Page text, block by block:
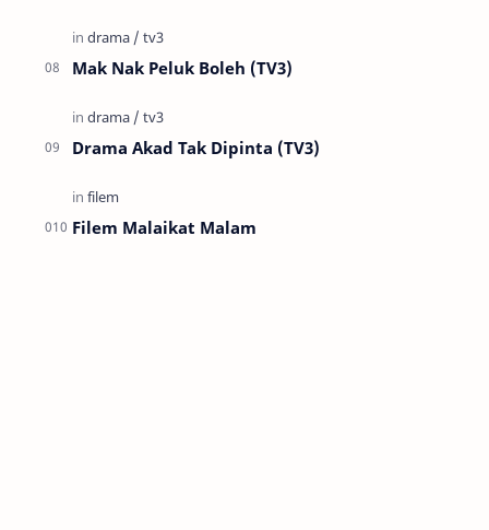
Mak Nak Peluk Boleh (TV3)
Drama Akad Tak Dipinta (TV3)
Filem Malaikat Malam